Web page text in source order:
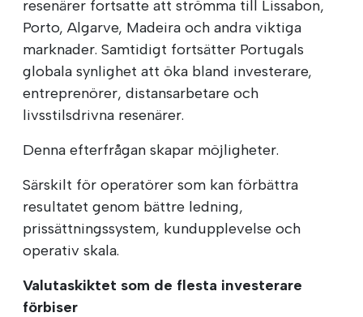
resenärer fortsatte att strömma till Lissabon,
Porto, Algarve, Madeira och andra viktiga
marknader. Samtidigt fortsätter Portugals
globala synlighet att öka bland investerare,
entreprenörer, distansarbetare och
livsstilsdrivna resenärer.
Denna efterfrågan skapar möjligheter.
Särskilt för operatörer som kan förbättra
resultatet genom bättre ledning,
prissättningssystem, kundupplevelse och
operativ skala.
Valutaskiktet som de flesta investerare
förbiser